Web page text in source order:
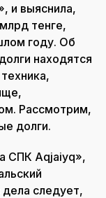
и выяснила,
тенге,
году. Об
находятся
Рассмотрим,
долги.
СПК Aqjaiyq»,
следует,